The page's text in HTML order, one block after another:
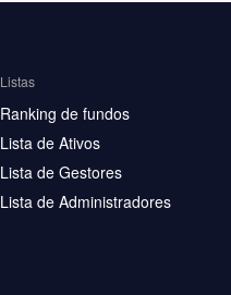
Listas
Ranking de fundos
Lista de Ativos
Lista de Gestores
Lista de Administradores